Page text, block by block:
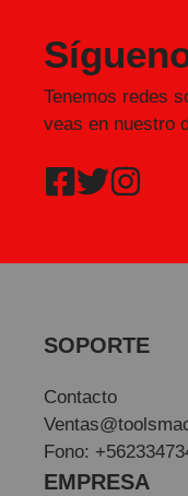
Tenemos redes
veas en nuestro
SOPORTE
Contacto
Fono:
EMPRESA